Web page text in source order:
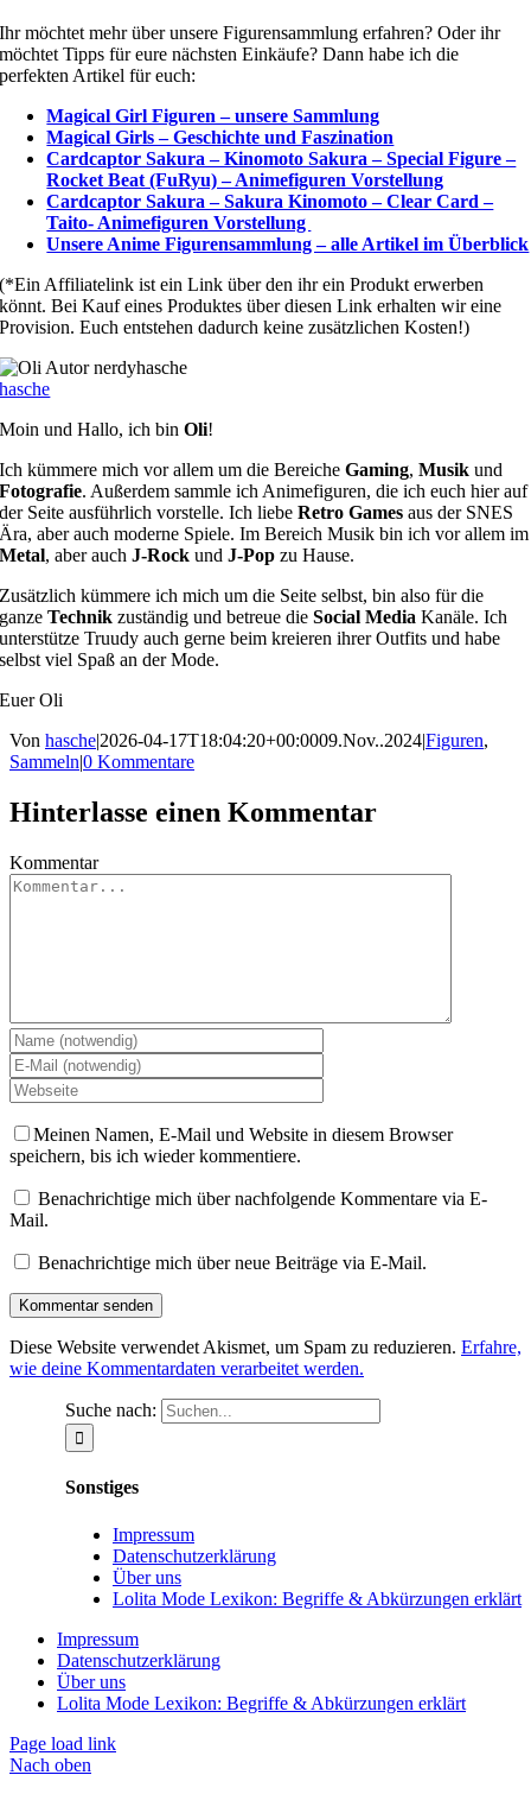
Ihr möchtet mehr über unsere Figurensammlung erfahren? Oder ihr
möchtet Tipps für eure nächsten Einkäufe? Dann habe ich die
perfekten Artikel für euch:
Magical Girl Figuren – unsere Sammlung
Magical Girls – Geschichte und Faszination
Cardcaptor Sakura – Kinomoto Sakura – Special Figure –
Rocket Beat (FuRyu) – Animefiguren Vorstellung
Cardcaptor Sakura – Sakura Kinomoto – Clear Card –
Taito- Animefiguren Vorstellung
Unsere Anime Figurensammlung – alle Artikel im Überblick
(*Ein Affiliatelink ist ein Link über den ihr ein Produkt erwerben
könnt. Bei Kauf eines Produktes über diesen Link erhalten wir eine
Provision. Euch entstehen dadurch keine zusätzlichen Kosten!)
hasche
Moin und Hallo, ich binOli!
Ich kümmere mich vor allem um die BereicheGaming,Musik und
Fotografie. Außerdem sammle ich Animefiguren, die ich euch hier auf
der Seite ausführlich vorstelle. Ich liebeRetro Games aus der SNES
Ära, aber auch moderne Spiele. Im Bereich Musik bin ich vor allem im
Metal, aber auchJ-Rock undJ-Pop zu Hause.
Zusätzlich kümmere ich mich um die Seite selbst, bin also für die
ganzeTechnik zuständig und betreue dieSocial Media Kanäle. Ich
unterstütze Truudy auch gerne beim kreieren ihrer Outfits und habe
selbst viel Spaß an der Mode.
Euer Oli
Von hasche|2026-04-17T18:04:20+00:0009.Nov..2024|Figuren,
Sammeln|0 Kommentare
Hinterlasse einen Kommentar
Kommentar
Meinen Namen, E-Mail und Website in diesem Browser
speichern, bis ich wieder kommentiere.
Benachrichtige mich über nachfolgende Kommentare via E-
Mail.
Benachrichtige mich über neue Beiträge via E-Mail.
Diese Website verwendet Akismet, um Spam zu reduzieren. Erfahre,
wie deine Kommentardaten verarbeitet werden.
Suche nach:
Sonstiges
Impressum
Datenschutzerklärung
Über uns
Lolita Mode Lexikon: Begriffe & Abkürzungen erklärt
Impressum
Datenschutzerklärung
Über uns
Lolita Mode Lexikon: Begriffe & Abkürzungen erklärt
Page load link
Nach oben